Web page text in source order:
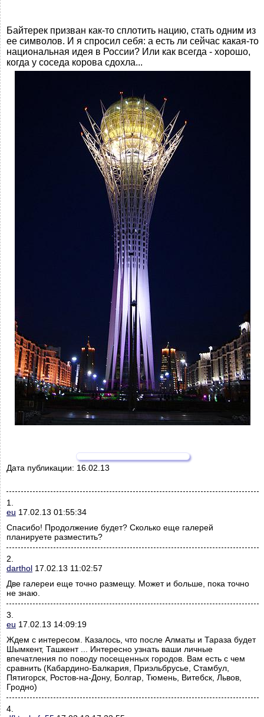
Байтерек призван как-то сплотить нацию, стать одним из
ее символов. И я спросил себя: а есть ли сейчас какая-то
национальная идея в России? Или как всегда - хорошо,
когда у соседа корова сдохла...
Дата публикации: 16.02.13
1.
eu 17.02.13 01:55:34
Спасибо! Продолжение будет? Сколько еще галерей
планируете разместить?
2.
darthol 17.02.13 11:02:57
Две галереи еще точно размещу. Может и больше, пока точно
не знаю.
3.
eu 17.02.13 14:09:19
Ждем с интересом. Казалось, что после Алматы и Тараза будет
Шымкент, Ташкент ... Интересно узнать ваши личные
впечатления по поводу посещенных городов. Вам есть с чем
сравнить (Кабардино-Балкария, Приэльбрусье, Стамбул,
Пятигорск, Ростов-на-Дону, Болгар, Тюмень, Витебск, Львов,
Гродно)
4.